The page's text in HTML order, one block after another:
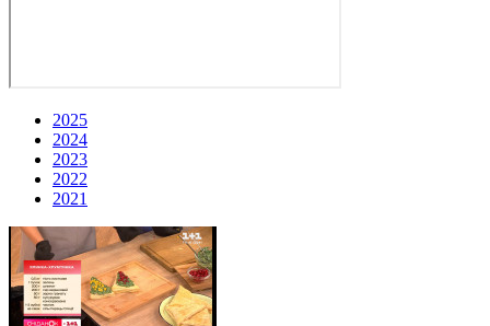
2025
2024
2023
2022
2021